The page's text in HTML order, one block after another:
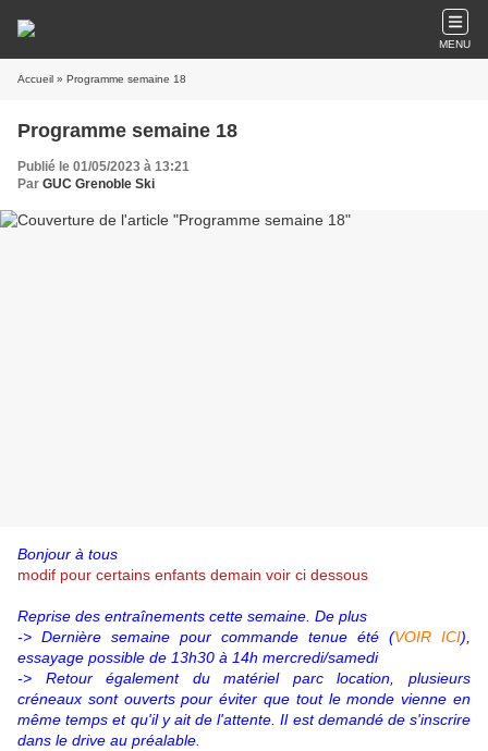
MENU
Accueil » Programme semaine 18
Programme semaine 18
Publié le 01/05/2023 à 13:21
Par GUC Grenoble Ski
Bonjour à tous
modif pour certains enfants demain voir ci dessous
Reprise des entraînements cette semaine. De plus
-> Dernière semaine pour commande tenue été (VOIR ICI),
essayage possible de 13h30 à 14h mercredi/samedi
-> Retour également du matériel parc location, plusieurs
créneaux sont ouverts pour éviter que tout le monde vienne en
même temps et qu'il y ait de l'attente. Il est demandé de s'inscrire
dans le drive au préalable.